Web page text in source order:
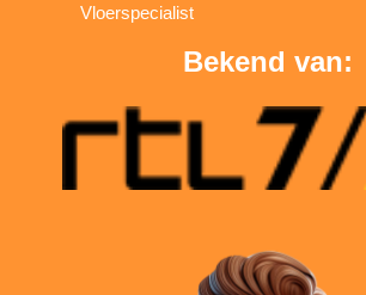
Vloerspecialist
Bekend van: